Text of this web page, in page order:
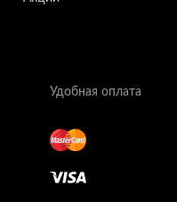
Удобная оплата